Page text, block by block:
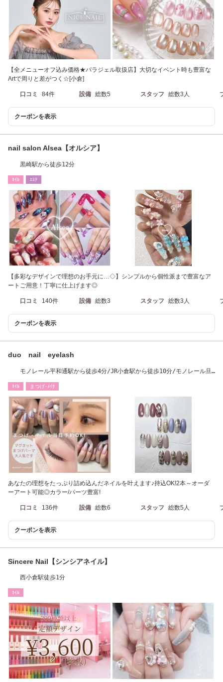
【全メニューオフ込み価格★パラジェル取扱店】大切なイベント時も豊富な
Artで周りと差がつく☆[小倉]
口コミ 84件 設備 総数5 スタッフ 総数3人
クーポンを表示
nail salon Alsea【オルシア】
黒崎駅から徒歩12分
ﾈｲﾙ ｴｽﾃ
【多彩なデザインで理想のお手元に…◇】シンプルから個性派まで豊富なア
ートご用意！丁寧に仕上げます◎
口コミ 140件 設備 総数3 スタッフ 総数3人
クーポンを表示
duo nail eyelash
モノレール平和通駅から徒歩4分/JR小倉駅から徒歩10分/モノレール旦
ﾈｲﾙ まつげ･ﾒｲｸ
あなたの理想をたっぷり詰め込んだネイルを叶えます♪持込OK!2本～オーダ
ーアート可能◎カラー/パーツ豊富!
口コミ 136件 設備 総数6 スタッフ 総数5人
クーポンを表示
Sincere Nail【シンシアネイル】
西小倉駅徒歩1分
ﾈｲﾙ